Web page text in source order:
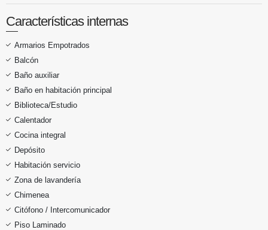
Características internas
Armarios Empotrados
Balcón
Baño auxiliar
Baño en habitación principal
Biblioteca/Estudio
Calentador
Cocina integral
Depósito
Habitación servicio
Zona de lavandería
Chimenea
Citófono / Intercomunicador
Piso Laminado